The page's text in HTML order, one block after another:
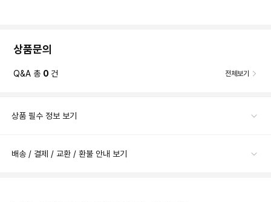
상품문의
Q&A 총 0 건 전체보기
상품 필수 정보 보기
배송 / 결제 / 교환 / 환불 안내 보기